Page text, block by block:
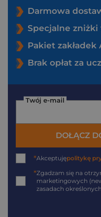
Darmowa
Specjalne
Pakiet zakładek
Brak opłat za
Twój e-mail
DOŁĄCZ
*Akceptujępolitykę
*Zgadzam się na
marketingowych
zasadach